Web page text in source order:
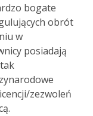
bogate
obrót
w
posiadają
zezwoleń